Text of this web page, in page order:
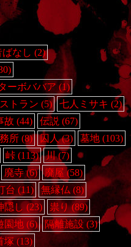
ばなし (2)
ーボババア(1)
トラン (5) 七人ミサキ (2)
故 (44) 伝説 (67)
所(8) 囚人(3) 墓地(103)
峠(113) 川(7)
廃寺(6) 廃屋 (58)
台 (11) 無縁仏 (8)
隠し (23) 祟り(89)
園地(6) 隔離施設 (3)
塚(13)